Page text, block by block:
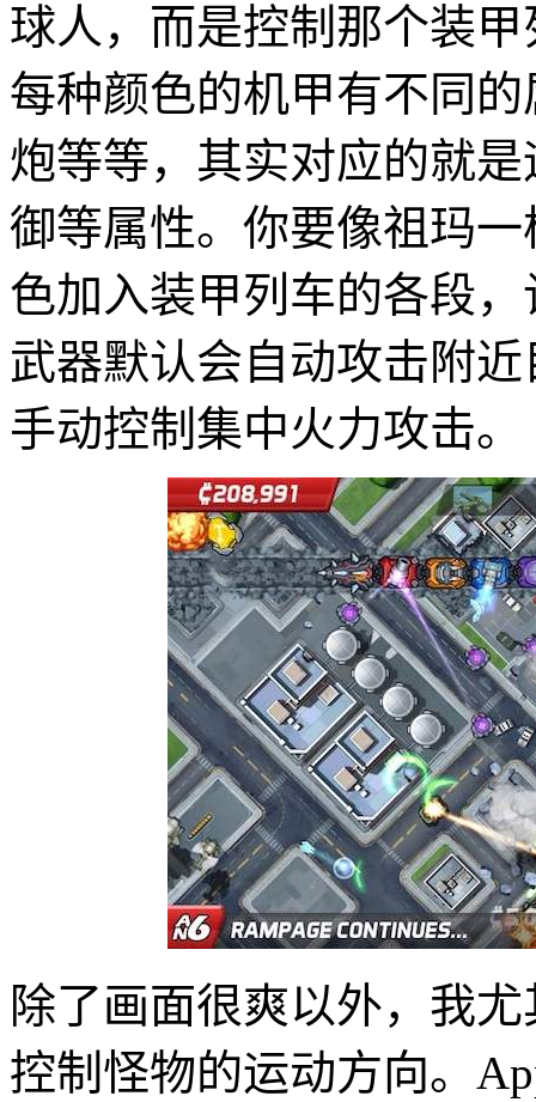
球人，而是控制那个装
每种颜色的机甲有不同
炮等等，其实对应的就
御等属性。你要像祖玛
色加入装甲列车的各段
武器默认会自动攻击附
手动控制集中火力攻击。
除了画面很爽以外，我
控制怪物的运动方向。